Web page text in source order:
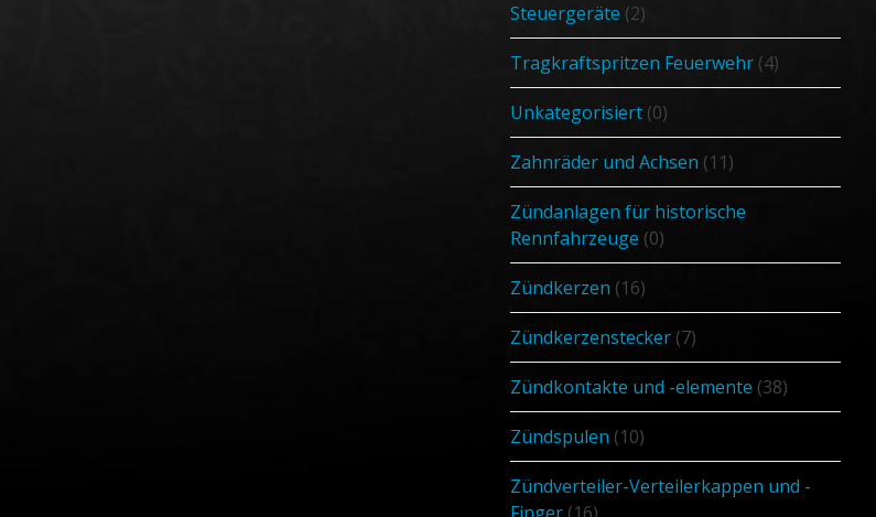
Steuergeräte (2)
Tragkraftspritzen Feuerwehr (4)
Unkategorisiert (0)
Zahnräder und Achsen (11)
Zündanlagen für historische
Rennfahrzeuge (0)
Zündkerzen (16)
Zündkerzenstecker (7)
Zündkontakte und -elemente (38)
Zündspulen (10)
Zündverteiler-Verteilerkappen und -